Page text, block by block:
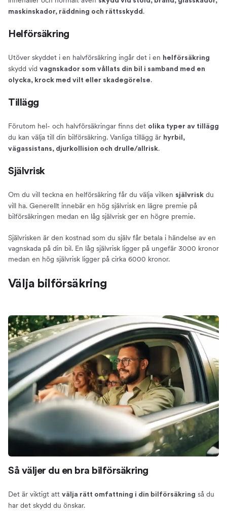
maskinskador, räddning och rättsskydd .
Helförsäkring
Utöver skyddet i en halvförsäkring ingår det i en helförsäkring
skydd vid vagnskador som vållats din bil i samband med en
olycka, krock med vilt eller skadegörelse.
Tillägg
Förutom hel- och halvförsäkringar finns det olika typer av tillägg
du kan välja till din bilförsäkring. Vanliga tillägg är hyrbil,
vägassistans, djurkollision och drulle/allrisk.
Självrisk
Om du vill teckna en helförsäkring får du välja vilken självrisk du
vill ha. Generellt innebär en hög självrisk en lägre premie på
bilförsäkringen medan en låg självrisk ger en högre premie.
Självrisken är den kostnad som du själv får betala i händelse av en
vagnskada på din bil. En låg självrisk ligger på ungefär 3000 kronor
medan en hög självrisk ligger på cirka 6000 kronor.
Välja bilförsäkring
Så väljer du en bra bilförsäkring
Det är viktigt att välja rätt omfattning i din bilförsäkring så du
har det skydd du önskar.